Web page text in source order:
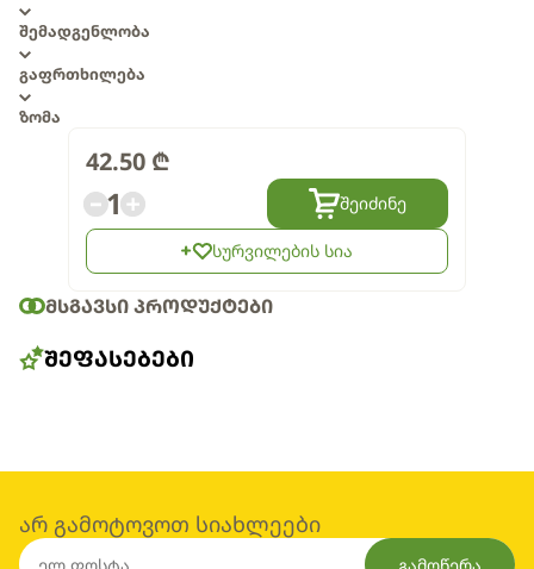
შემადგენლობა
გაფრთხილება
ზომა
42.50 ₾
1 შეიძინე
სურვილების სია
ᲛᲡᲒᲐᲕᲡᲘ ᲞᲠᲝᲓᲣᲥᲢᲔᲑᲘ
ᲨᲔᲤᲐᲡᲔᲑᲔᲑᲘ
არ გამოტოვოთ სიახლეები